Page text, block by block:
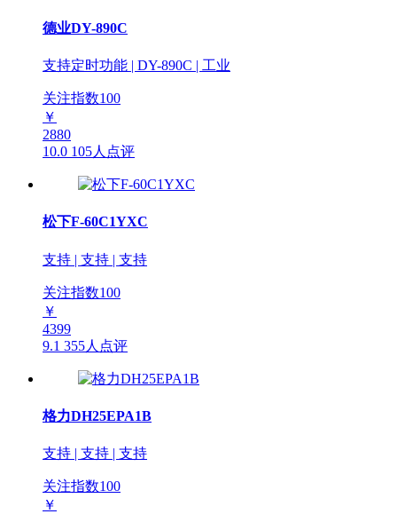
德业DY-890C
支持定时功能 | DY-890C | 工业
关注指数100
￥
2880
10.0 105人点评
松下F-60C1YXC
支持 | 支持 | 支持
关注指数100
￥
4399
9.1 355人点评
格力DH25EPA1B
支持 | 支持 | 支持
关注指数100
￥